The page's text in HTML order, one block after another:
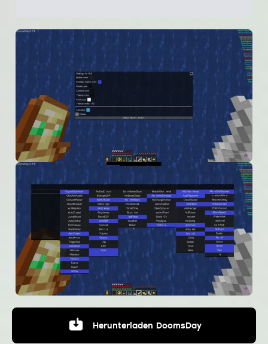
Herunterladen DoomsDay